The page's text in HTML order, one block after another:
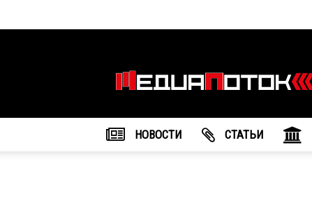
агентство
"МедиаПоток"
НОВОСТИ CТАТЬИ